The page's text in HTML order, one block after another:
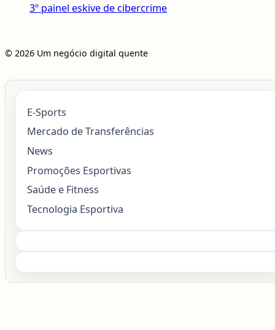
3º painel eskive de cibercrime
© 2026 Um negócio digital quente
E-Sports
Mercado de Transferências
News
Promoções Esportivas
Saúde e Fitness
Tecnologia Esportiva